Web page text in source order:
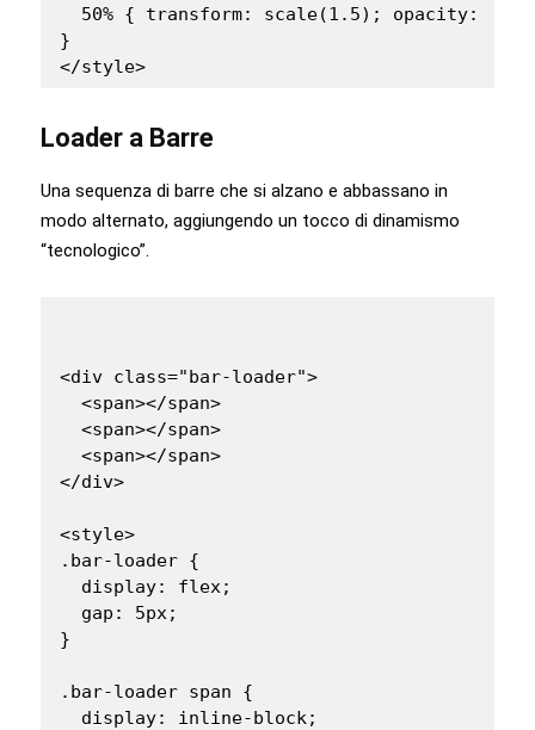
50% { transform: scale(1.5); opacity:
}
</style>
Loader a Barre
Una sequenza di barre che si alzano e abbassano in
modo alternato, aggiungendo un tocco di dinamismo
“tecnologico”.
<div class="bar-loader">
  <span></span>
  <span></span>
  <span></span>
</div>
<style>
.bar-loader {
  display: flex;
  gap: 5px;
}
.bar-loader span {
  display: inline-block;